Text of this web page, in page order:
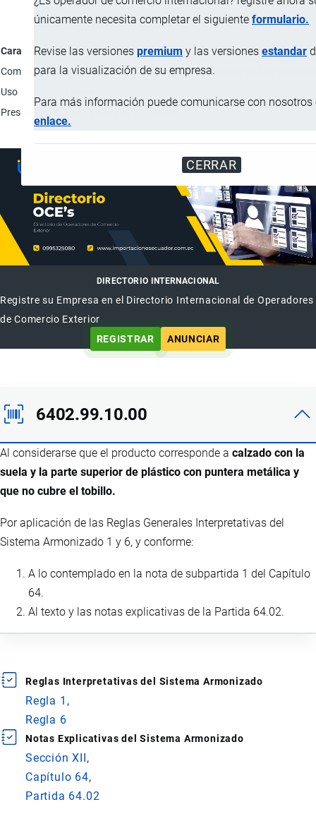
únicamente necesita completar el siguiente formulario.
Revise las versiones premium y las versiones estandar
para la visualización de su empresa.
Para más información puede comunicarse con nosotros
enlace.
CERRAR
Característica
Composición
Suela y parte superior: Etileno acetato de vinilo;
Uso
Presentación
DIRECTORIO INTERNACIONAL
Registre su Empresa en el Directorio Internacional de Operadores
de Comercio Exterior
REGISTRAR
ANUNCIAR
6402.99.10.00
Al considerarse que el producto corresponde a calzado con la
suela y la parte superior de plástico con puntera metálica y
que no cubre el tobillo.
Por aplicación de las Reglas Generales Interpretativas del
Sistema Armonizado 1 y 6, y conforme:
A lo contemplado en la nota de subpartida 1 del Capítulo
64.
Al texto y las notas explicativas de la Partida 64.02.
Reglas Interpretativas del Sistema Armonizado
Regla 1
Regla 6
Notas Explicativas del Sistema Armonizado
Sección XII
Capítulo 64
Partida 64.02